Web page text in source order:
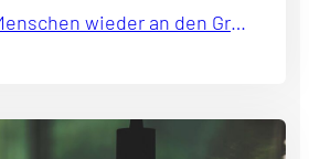
wieder an den Grill.
für viele zum Sommer